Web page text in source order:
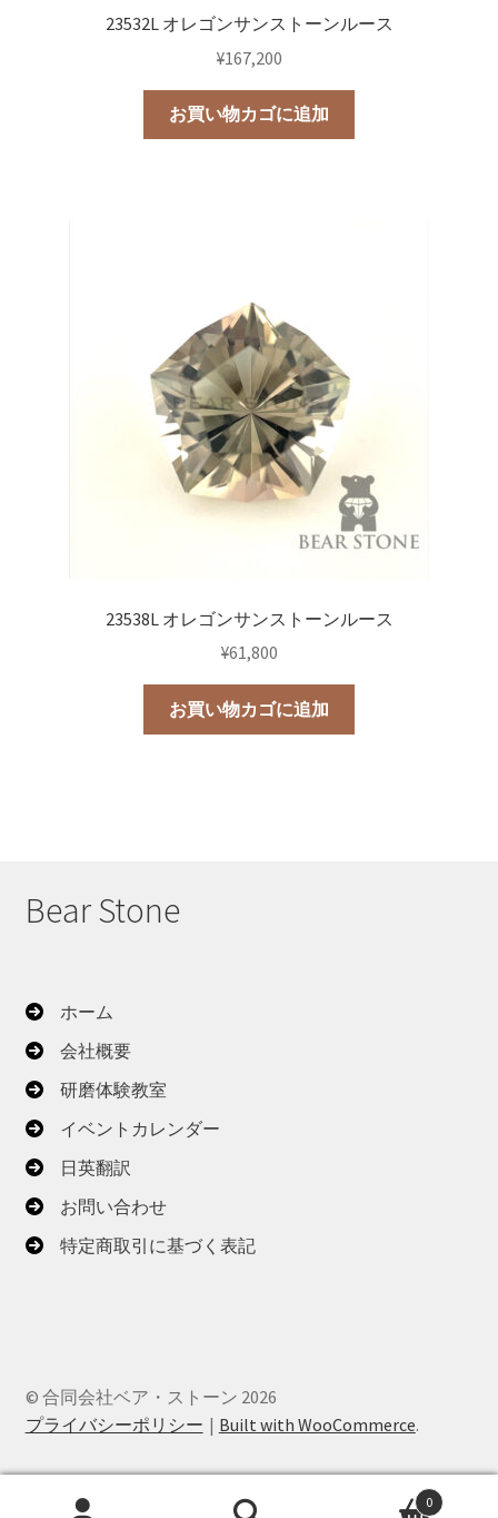
23532L オレゴンサンストーンルース
¥167,200
お買い物カゴに追加
23538L オレゴンサンストーンルース
¥61,800
お買い物カゴに追加
Bear Stone
ホーム
会社概要
研磨体験教室
イベントカレンダー
日英翻訳
お問い合わせ
特定商取引に基づく表記
© 合同会社ベア・ストーン 2026
プライバシーポリシー
Built with WooCommerce.
0